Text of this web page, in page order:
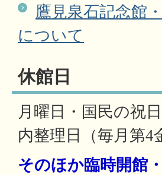
鷹見泉石記念館
について
休館日
月曜日・国民の祝
内整理日（毎月第4
そのほか臨時開館